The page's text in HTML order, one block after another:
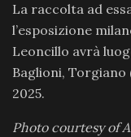
La raccolta ad
l’esposizione
Leoncillo avrà
Baglioni, Torgiano
2025.
Photo courtesy of